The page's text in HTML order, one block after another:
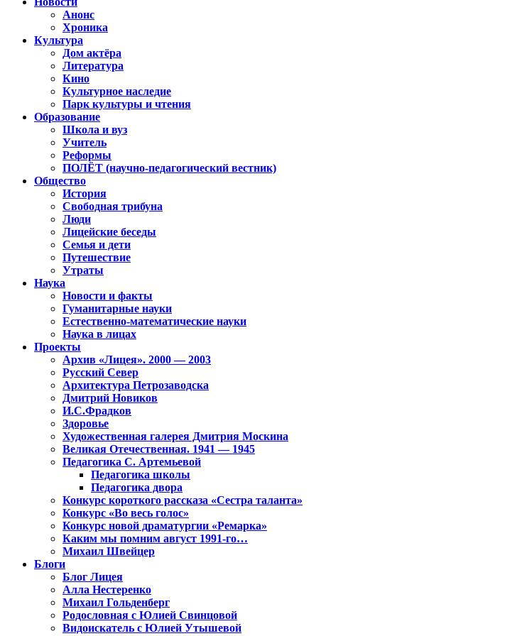
Анонс
Хроника
Культура
Дом актёра
Литература
Кино
Культурное наследие
Парк культуры и чтения
Образование
Школа и вуз
Учитель
Реформы
ПОЛЁТ (научно-педагогический вестник)
Общество
История
Свободная трибуна
Люди
Лицейские беседы
Семья и дети
Путешествие
Утраты
Наука
Новости и факты
Гуманитарные науки
Естественно-математические науки
Наука в лицах
Проекты
Архив «Лицея». 2000 — 2003
Русский Север
Архитектура Петрозаводска
Дмитрий Новиков
И.С.Фрадков
Здоровье
Художественная галерея Дмитрия Москина
Великая Отечественная. 1941 — 1945
Педагогика С. Артемьевой
Педагогика школы
Педагогика двора
Конкурс короткого рассказа «Сестра таланта»
Конкурс «Во весь голос»
Конкурс новой драматургии «Ремарка»
Каким мы помним август 1991-го…
Михаил Швейцер
Блоги
Блог Лицея
Алла Нестеренко
Михаил Гольденберг
Родословная с Юлией Свинцовой
Видоискатель с Юлией Утышевой